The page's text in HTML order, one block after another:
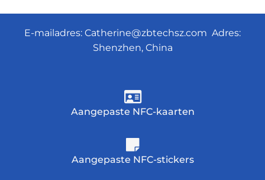
E-mailadres: Catherine@zbtechsz.com Adres:
Shenzhen, China
Aangepaste NFC-kaarten
Aangepaste NFC-stickers